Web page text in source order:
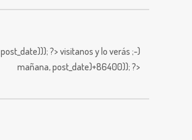
post_date))); ?> visitanos y lo verás ;-)
mañana,post_date)+86400)); ?>